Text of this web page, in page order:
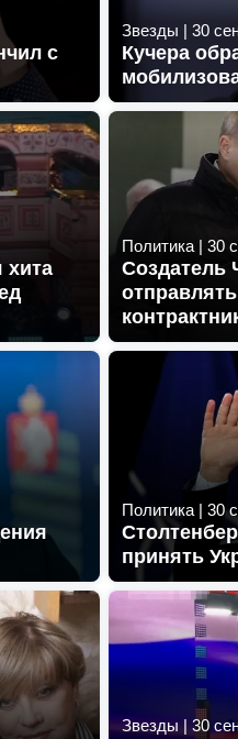
с
Звезды | 30
Кучера
хита
Политика | 30
Создатель
Политика | 30
принять
Звезды | 30